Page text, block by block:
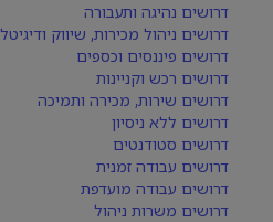
דרושים נהיגה ותעבורה
דרושים ניהול מכירות, שיווק ודיגיטל
דרושים פיננסים וכספים
דרושים רכש וקניינות
דרושים שירות, מכירה ותמיכה
דרושים ללא ניסיון
דרושים סטודנטים
דרושים עבודה זמנית
דרושים עבודה מועדפת
דרושים משרות ניהול